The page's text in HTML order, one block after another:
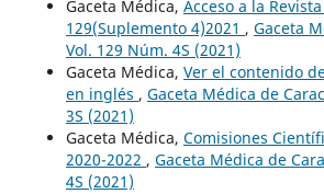
Gaceta Médica, Acceso a la
129(Suplemento 4)2021 , Gaceta
Vol. 129 Núm. 4S (2021)
Gaceta Médica, Ver el contenido
en inglés , Gaceta Médica de
3S (2021)
Gaceta Médica, Comisiones
2020-2022 , Gaceta Médica de
4S (2021)